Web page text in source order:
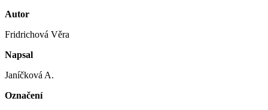
Autor
Fridrichová Věra
Napsal
Janíčková A.
Označení